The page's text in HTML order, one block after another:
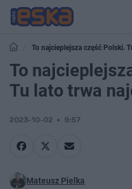
To najcieplejsza część Polski.
To
Tu lato trwa
2023-10-02 9:57
Mateusz Pielka